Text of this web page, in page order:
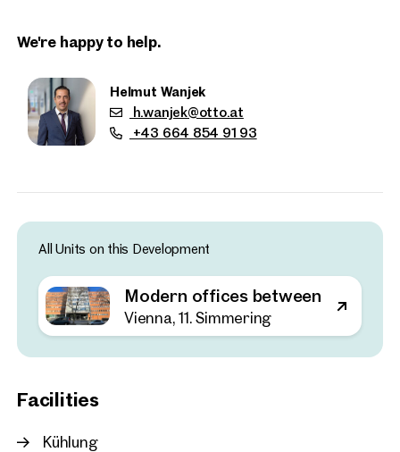
We're happy to help.
Helmut Wanjek
h.wanjek@otto.at
+43 664 854 91 93
All Units on this Development
Modern offices between the
Vienna, 11. Simmering
Facilities
Kühlung
Properties
nearby